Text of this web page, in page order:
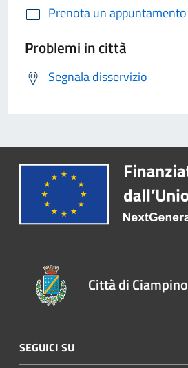
Prenota un appuntamento
Problemi in città
Segnala disservizio
Città di Ciampino
SEGUICI SU